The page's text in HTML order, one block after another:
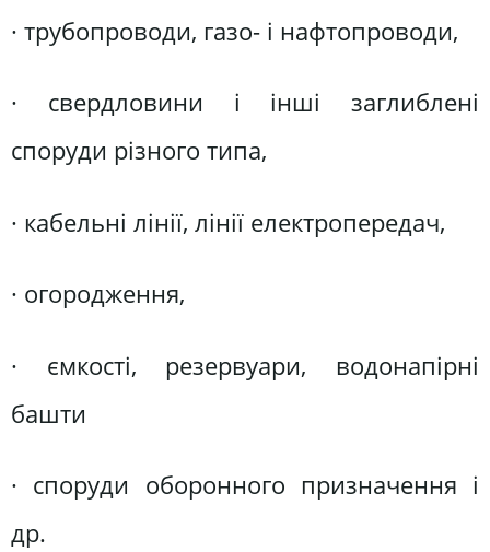
· трубопроводи, газо- і нафтопроводи,
· свердловини і інші заглиблені
споруди різного типа,
· кабельні лінії, лінії електропередач,
· огородження,
· ємкості, резервуари, водонапірні
башти
· споруди оборонного призначення і
др.